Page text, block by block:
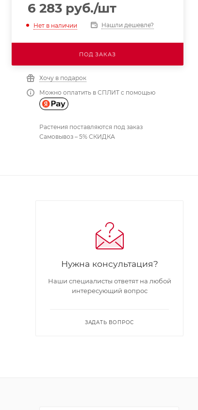
6 283руб./шт
Нет в наличии Нашли дешевле?
ПОД ЗАКАЗ
Хочу в подарок
Можно оплатить в СПЛИТ с помощью
Растения поставляются под заказ
Самовывоз – 5% СКИДКА
Нужна консультация?
Наши специалисты ответят на любой
интересующий вопрос
ЗАДАТЬ ВОПРОС